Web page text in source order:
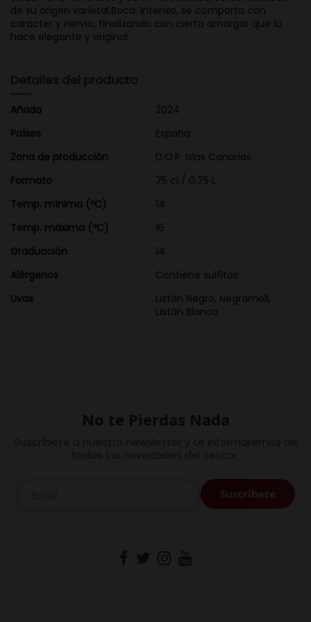
de su origen varietal.Boca: Intenso, se comporta con
carácter y nervio, finalizando con cierto amargor que lo
hace elegante y original.
Detalles del producto
Añada
2024
Países
España
Zona de producción
D.O.P. Islas Canarias
Formato
75 cl / 0,75 L
Temp. mínima (ºC)
14
Temp. máxima (ºC)
16
Graduación
14
Alérgenos
Contiene sulfitos
Uvas
Listán Negro, Negramoll,
Listán Blanco
No te Pierdas Nada